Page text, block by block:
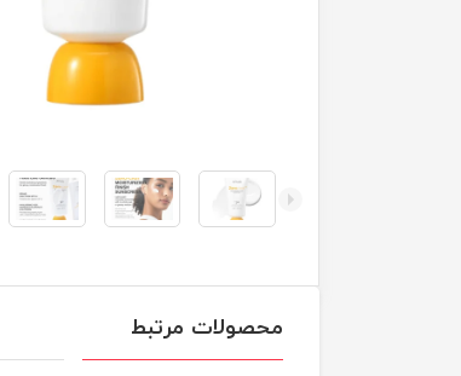
محصولات مرتبط